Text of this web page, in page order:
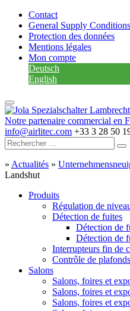
Contact
General Supply
Protection des données
Mentions légales
Mon compte
Deutsch
English
Notre partenaire commercial en
info@airlitec.com +33 3 28 50
» Actualités »
Landshut
Produits
Régulation de
Détection de fuites
Détection de
Détection de
Interrupteurs fin de
Contrôle de
Salons
Salons, foires et
Salons, foires et
Salons, foires et